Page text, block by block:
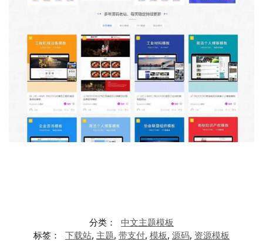
分类：
中文主题模板
标签：
下载站, 主题, 带支付, 模板, 源码, 资源模板